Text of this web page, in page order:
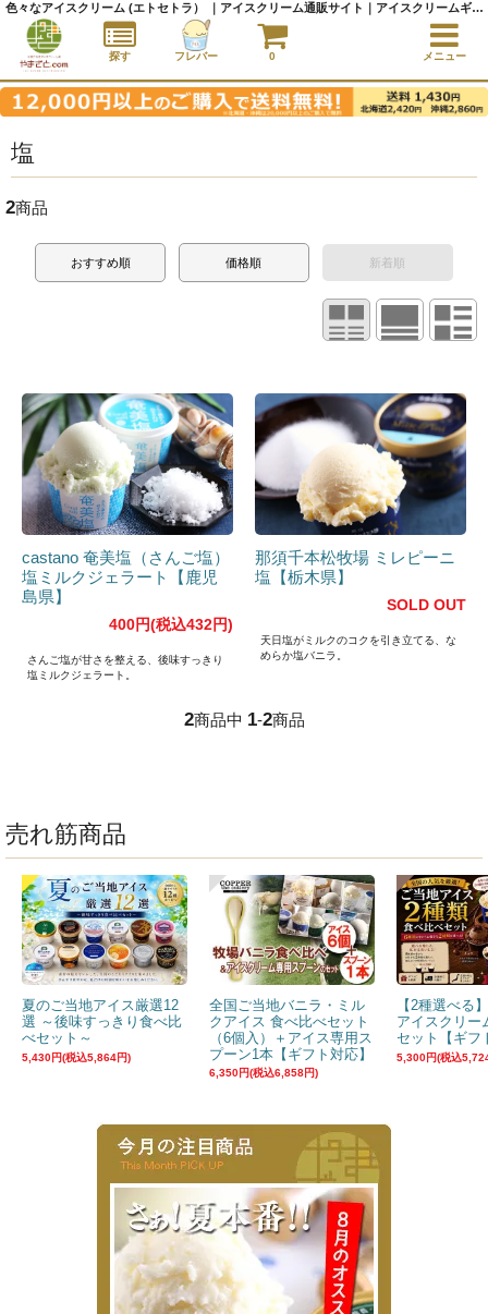
塩
2商品
おすすめ順 価格順 新着順
castano 奄美塩（さんご塩）
塩ミルクジェラート【鹿児
島県】
400円(税込432円)
さんご塩が甘さを整える、後味すっきり
塩ミルクジェラート。
那須千本松牧場 ミレピーニ
塩【栃木県】
SOLD OUT
天日塩がミルクのコクを引き立てる、な
めらか塩バニラ。
2商品中 1-2商品
売れ筋商品
夏のご当地アイス厳選12
選 ～後味すっきり食べ比
べセット～
5,430円(税込5,864円)
全国ご当地バニラ・ミル
クアイス 食べ比べセット
（6個入）＋アイス専用ス
プーン1本【ギフト対応】
6,350円(税込6,858円)
【2種選べる
アイスクリー
セット【ギフ
5,300円(税込
色々なアイスクリーム (エトセトラ） ｜アイスクリーム通販サイト｜アイスクリームギフト│全国にご当地アイスをお届け - やまざと.com
探す フレバー 0 メニュー